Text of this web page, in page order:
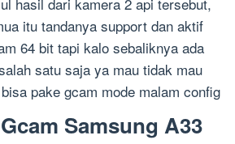
itu tandanya support dan aktif
64 bit tapi kalo sebaliknya ada
satu saja ya mau tidak mau
pake gcam mode malam config
Samsung A33